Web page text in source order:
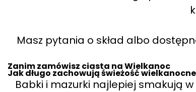
Masz pytania o skład albo
Zanim zamówisz ciasta na Wielkanoc
Jak długo zachowują świeżość
Babki i mazurki najlepiej smakują